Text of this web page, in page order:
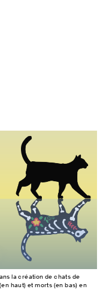
la création de chats de
haut) et morts (en bas) en